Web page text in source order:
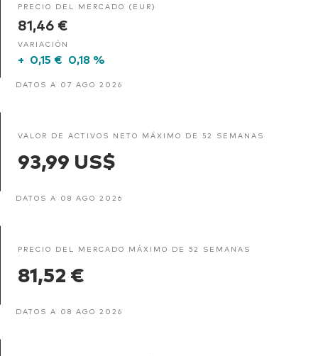
PRECIO DEL MERCADO (EUR)
81,46 €
VARIACIÓN
+ 0,15 € 0,18 %
DATOS A 07 AGO 2026
VALOR DE ACTIVOS NETO MÁXIMO DE 52 SEMANAS
93,99 US$
DATOS A 08 AGO 2026
PRECIO DEL MERCADO MÁXIMO DE 52 SEMANAS
81,52 €
DATOS A 08 AGO 2026